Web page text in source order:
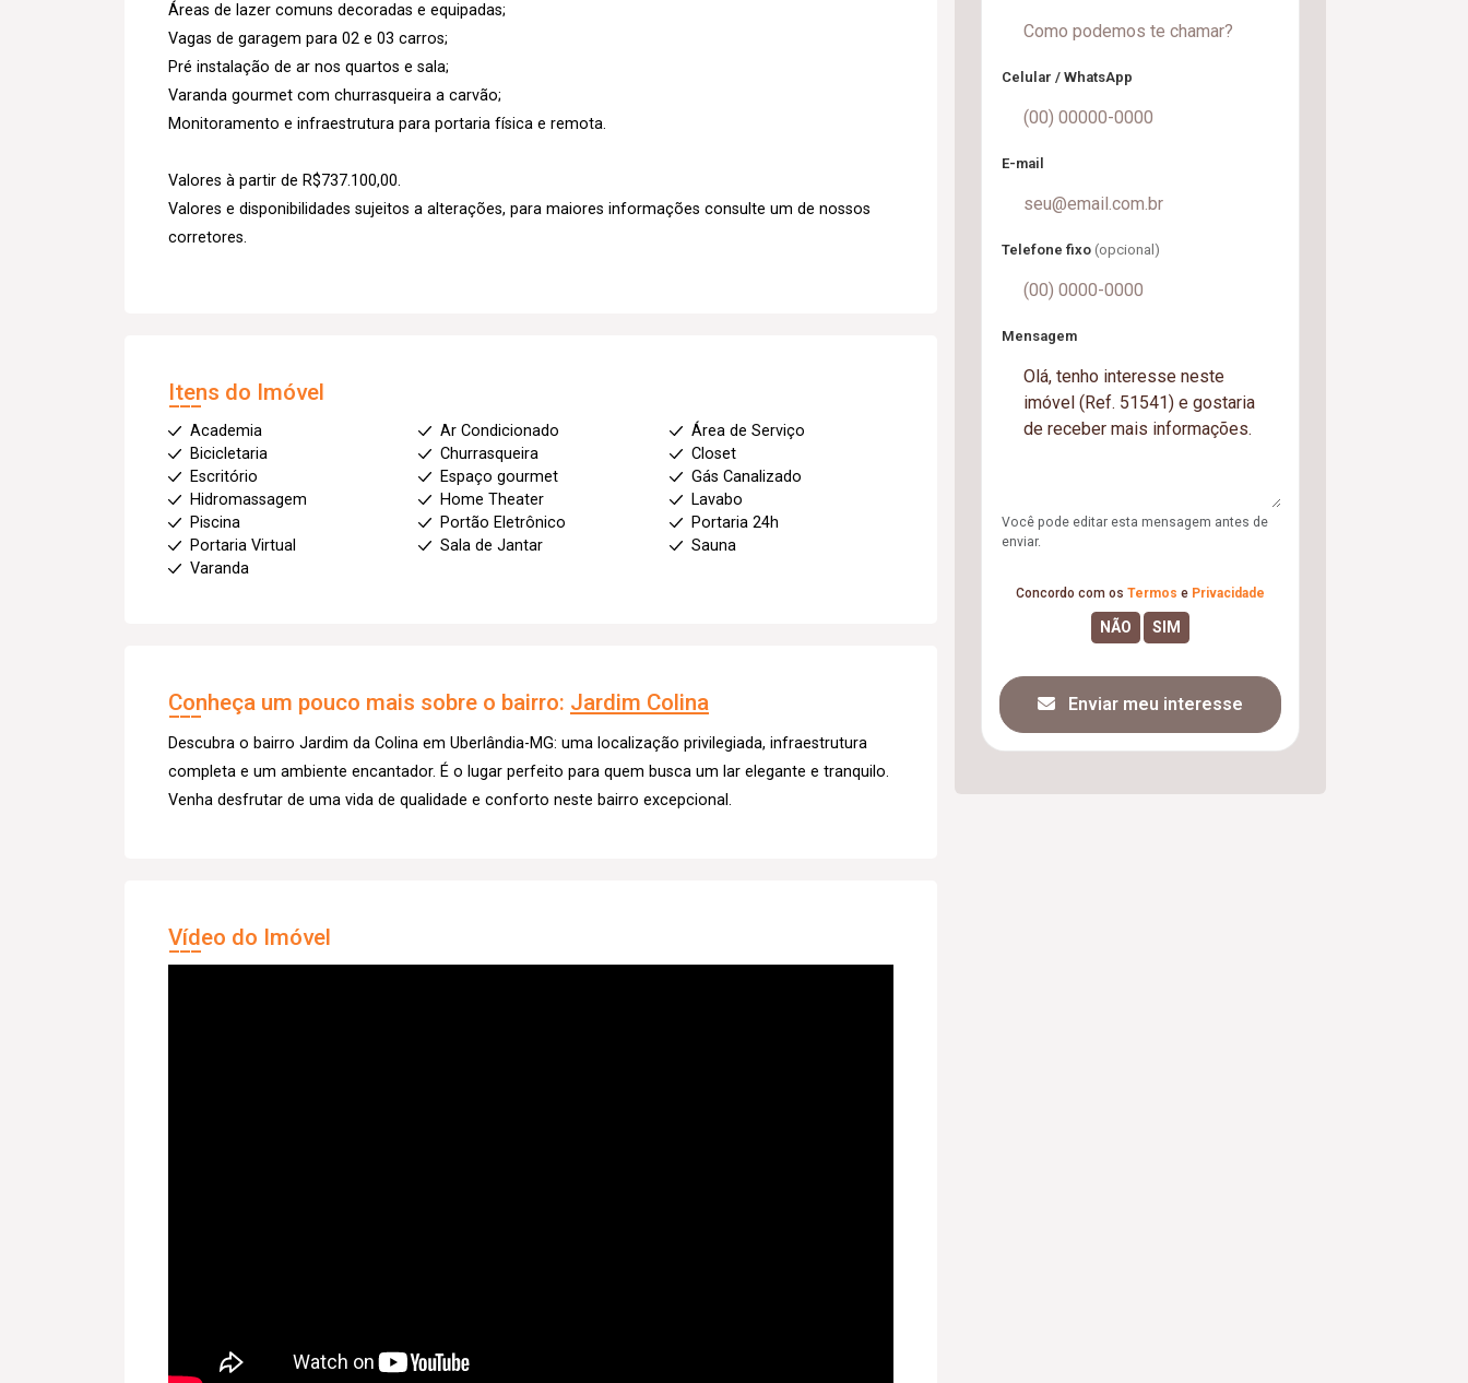
Áreas de lazer comuns decoradas e equipadas;
Vagas de garagem para 02 e 03 carros;
Pré instalação de ar nos quartos e sala;
Varanda gourmet com churrasqueira a carvão;
Monitoramento e infraestrutura para portaria física e remota.
Valores à partir de R$737.100,00.
Valores e disponibilidades sujeitos a alterações, para maiores informações consulte um de nossos
corretores.
Itens do Imóvel
Academia Ar Condicionado
Área de Serviço
Bicicletaria
Churrasqueira
Closet
Escritório
Espaço gourmet
Gás Canalizado
Hidromassagem
Home Theater
Lavabo
Piscina
Portão Eletrônico
Portaria 24h
Portaria Virtual
Sala de Jantar
Sauna
Varanda
Conheça um pouco mais sobre o bairro: Jardim Colina
Descubra o bairro Jardim da Colina em Uberlândia-MG: uma localização privilegiada, infraestrutura
completa e um ambiente encantador. É o lugar perfeito para quem busca um lar elegante e tranquilo.
Venha desfrutar de uma vida de qualidade e conforto neste bairro excepcional.
Vídeo do Imóvel
Celular / WhatsApp
E-mail
Telefone fixo (opcional)
Mensagem
Você pode editar esta mensagem antes de
enviar.
Concordo com os Termos e Privacidade
Enviar meu interesse